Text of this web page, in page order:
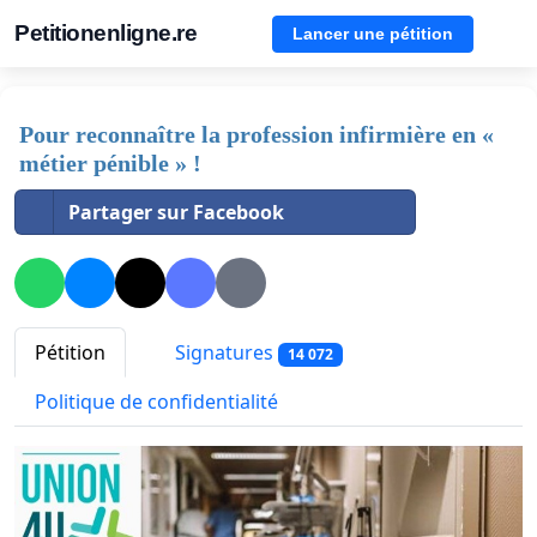
Petitionenligne.re Lancer une pétition
Pour reconnaître la profession infirmière en «
métier pénible » !
Partager sur Facebook
Pétition Signatures 14 072
Politique de confidentialité